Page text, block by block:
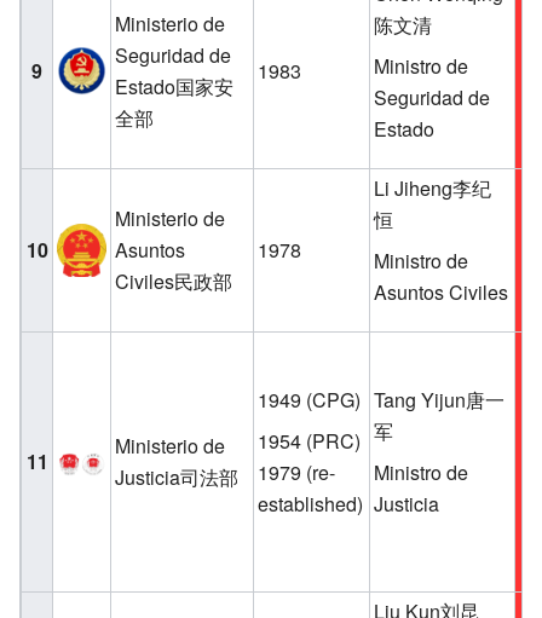
9
Ministerio de
Seguridad de
Estado国家安
全部
1983
陈文清
Ministro de
Seguridad de
Estado
10
Ministerio de
Asuntos
Civiles民政部
1978
Li Jiheng李纪
恒
Ministro de
Asuntos Civiles
11
Ministerio de
Justicia司法部
1949 (CPG)
1954 (PRC)
1979 (re-
established)
Tang Yijun唐一
军
Ministro de
Justicia
Liu Kun刘昆